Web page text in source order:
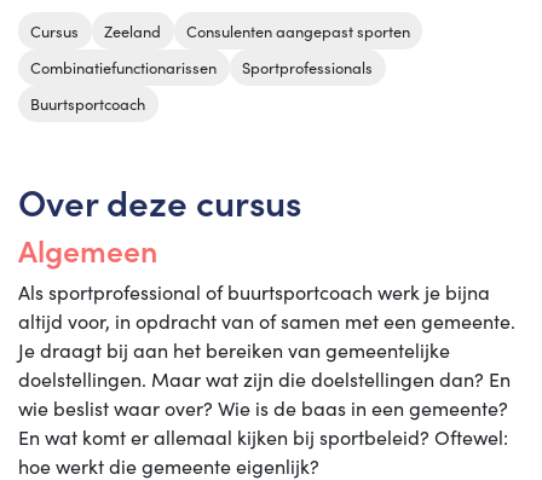
Over deze cursus
Algemeen
Als sportprofessional of buurtsportcoach werk je bijna
altijd voor, in opdracht van of samen met een gemeente.
Je draagt bij aan het bereiken van gemeentelijke
doelstellingen. Maar wat zijn die doelstellingen dan? En
wie beslist waar over? Wie is de baas in een gemeente?
En wat komt er allemaal kijken bij sportbeleid? Oftewel:
hoe werkt die gemeente eigenlijk?
Cursus Zeeland
Consulenten aangepast sporten
Combinatiefunctionarissen
Sportprofessionals
Buurtsportcoach